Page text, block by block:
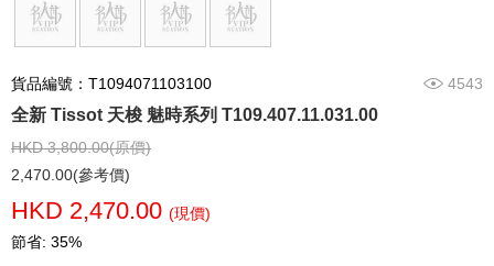
貨品編號：T1094071103100 4543
全新 Tissot 天梭 魅時系列 T109.407.11.031.00
HKD 3,800.00(原價)
2,470.00(參考價)
HKD 2,470.00 (現價)
節省: 35%